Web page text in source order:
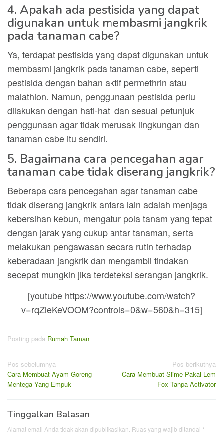
4. Apakah ada pestisida yang dapat
digunakan untuk membasmi jangkrik
pada tanaman cabe?
Ya, terdapat pestisida yang dapat digunakan untuk
membasmi jangkrik pada tanaman cabe, seperti
pestisida dengan bahan aktif permethrin atau
malathion. Namun, penggunaan pestisida perlu
dilakukan dengan hati-hati dan sesuai petunjuk
penggunaan agar tidak merusak lingkungan dan
tanaman cabe itu sendiri.
5. Bagaimana cara pencegahan agar
tanaman cabe tidak diserang jangkrik?
Beberapa cara pencegahan agar tanaman cabe
tidak diserang jangkrik antara lain adalah menjaga
kebersihan kebun, mengatur pola tanam yang tepat
dengan jarak yang cukup antar tanaman, serta
melakukan pengawasan secara rutin terhadap
keberadaan jangkrik dan mengambil tindakan
secepat mungkin jika terdeteksi serangan jangkrik.
[youtube https://www.youtube.com/watch?
v=rqZleKeVOOM?controls=0&w=560&h=315]
Posting pada Rumah Taman
Navigasi
pos
Pos sebelumnya
Cara Membuat Ayam Goreng
Mentega Yang Empuk
Pos berikutnya
Cara Membuat Slime Pakai Lem
Fox Tanpa Activator
Tinggalkan Balasan
Alamat email Anda tidak akan dipublikasikan. Ruas yang wajib ditandai *